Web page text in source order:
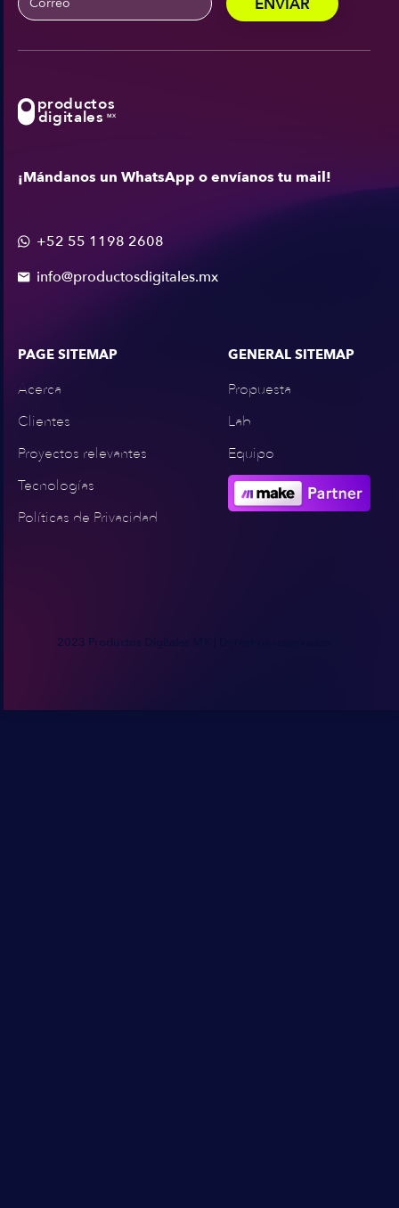
productos
digitales MX
¡Mándanos un WhatsApp o envíanos tu mail!
 +52 55 1198 2608
 info@productosdigitales.mx
PAGE SITEMAP
Acerca
Clientes
Proyectos relevantes
Tecnologías
Políticas de Privacidad
GENERAL SITEMAP
Propuesta
Lab
Equipo
2023 Productos Digitales MX | Derechos reservados